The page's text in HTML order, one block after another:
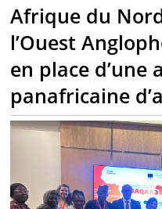
Afrique du
l’Ouest
en place d’une
panafricaine